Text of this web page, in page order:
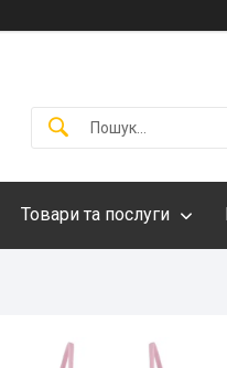
Товари та послуги